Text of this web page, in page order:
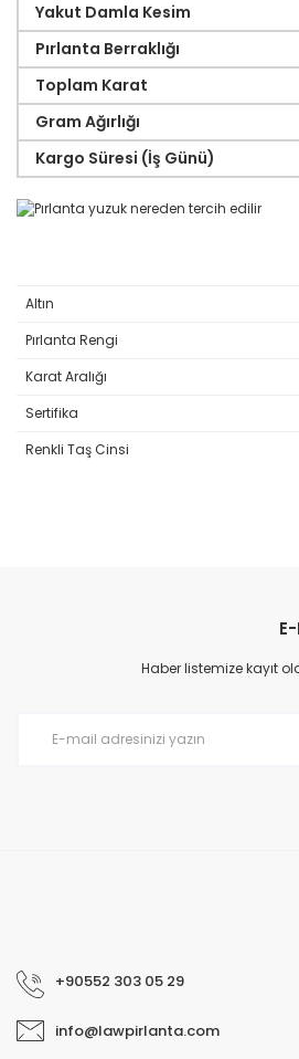
Yakut Damla Kesim
Pırlanta Berraklığı
Toplam Karat
Gram Ağırlığı
Kargo Süresi (İş Günü)
Altın
Pırlanta Rengi
Karat Aralığı
Sertifika
Renkli Taş Cinsi
Ürün resmi kalitesiz, bozuk veya
Ürün açıklamasında eksik bilgiler
Haber listemize kayıt
+90552 303 05 29
info@lawpirlanta.com